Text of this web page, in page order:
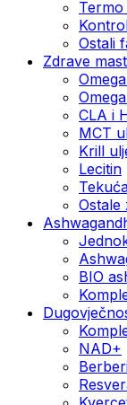
Ostali
Zdrave
CLA i
MCT
Krill
Lecitin
Ostale
BIO
NAD+